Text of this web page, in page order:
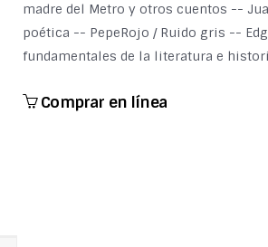
madre del Metro y otros cuentos --
poética -- PepeRojo / Ruido gris --
fundamentales de la literatura e
Comprar en línea